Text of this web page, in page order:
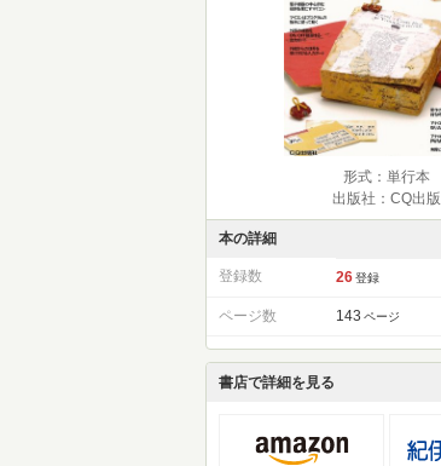
形式：単行本
出版社：CQ出版
本の詳細
登録数 26 登録
ページ数 143 ページ
書店で詳細を見る